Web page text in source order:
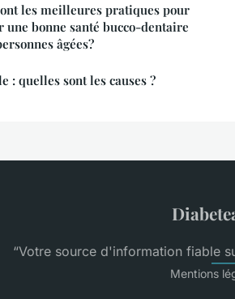
les meilleures pratiques pour
bonne santé bucco-dentaire
âgées?
: quelles sont les causes ?
“Votre source d'information fiable
Mentions